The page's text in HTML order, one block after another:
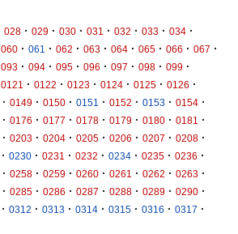
028 · 029 · 030 · 031 · 032 · 033 · 034 ·
060 · 061 · 062 · 063 · 064 · 065 · 066 · 067 ·
093 · 094 · 095 · 096 · 097 · 098 · 099 ·
0121 · 0122 · 0123 · 0124 · 0125 · 0126 ·
· 0149 · 0150 · 0151 · 0152 · 0153 · 0154 ·
· 0176 · 0177 · 0178 · 0179 · 0180 · 0181 ·
· 0203 · 0204 · 0205 · 0206 · 0207 · 0208 ·
· 0230 · 0231 · 0232 · 0234 · 0235 · 0236 ·
· 0258 · 0259 · 0260 · 0261 · 0262 · 0263 ·
· 0285 · 0286 · 0287 · 0288 · 0289 · 0290 ·
· 0312 · 0313 · 0314 · 0315 · 0316 · 0317 ·